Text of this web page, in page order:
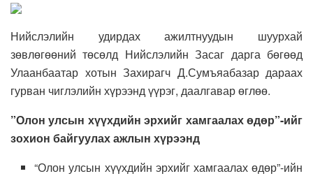
Нийслэлийн удирдах ажилтнуудын шуурхай
зөвлөгөөний төсөлд Нийслэлийн Засаг дарга бөгөөд
Улаанбаатар хотын Захирагч Д.Сумъяабазар дараах
гурван чиглэлийн хүрээнд үүрэг, даалгавар өглөө.
”Олон улсын хүүхдийн эрхийг хамгаалах өдөр”-ийг
зохион байгуулах ажлын хүрээнд
“Олон улсын хүүхдийн эрхийг хамгаалах өдөр”-ийн